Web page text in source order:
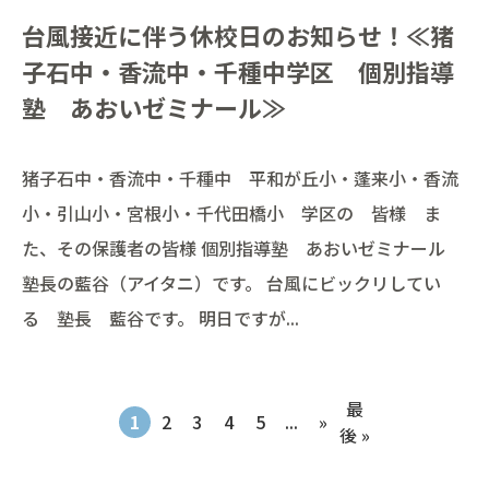
台風接近に伴う休校日のお知らせ！≪猪
子石中・香流中・千種中学区 個別指導
塾 あおいゼミナール≫
猪子石中・香流中・千種中 平和が丘小・蓬来小・香流
小・引山小・宮根小・千代田橋小 学区の 皆様 ま
た、その保護者の皆様 個別指導塾 あおいゼミナール
塾長の藍谷（アイタニ）です。 台風にビックリしてい
る 塾長 藍谷です。 明日ですが...
1 2 3 4 5 ... »
最
後 »